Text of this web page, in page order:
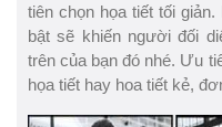
tiên chọn họa tiết tối
bật sẽ khiến người đối
trên của bạn đó nhé. Ưu
họa tiết hay hoa tiết kẻ,